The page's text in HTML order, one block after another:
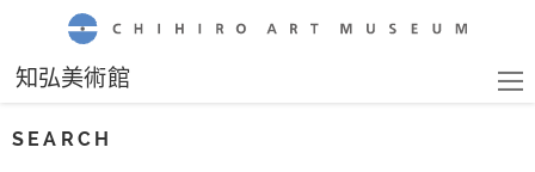
知弘美術館
SEARCH